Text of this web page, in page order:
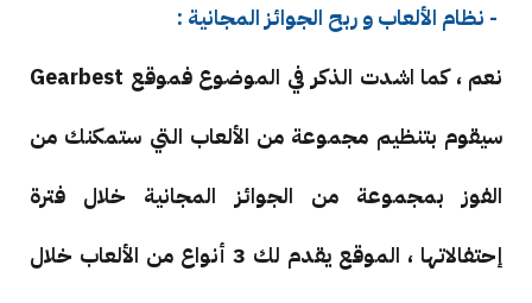
- نظام الألعاب و ربح الجوائز المجانية :
نعم ، كما اشدت الذكر في الموضوع فموقع Gearbest
سيقوم بتنظيم مجموعة من الألعاب التي ستمكنك من
الفوز بمجموعة من الجوائز المجانية خلال فترة
إحتفالاتها ، الموقع يقدم لك 3 أنواع من الألعاب خلال